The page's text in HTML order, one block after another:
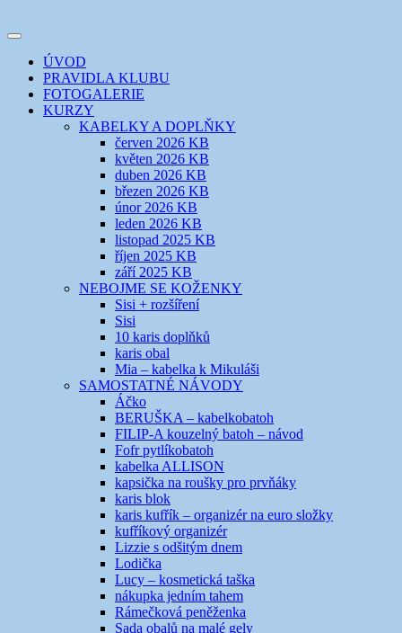
k
webuEVIKLUB
šicí klub
Toggle
navigation
ÚVOD
PRAVIDLA KLUBU
FOTOGALERIE
KURZY
KABELKY A DOPLŇKY
červen 2026 KB
květen 2026 KB
duben 2026 KB
březen 2026 KB
únor 2026 KB
leden 2026 KB
listopad 2025 KB
říjen 2025 KB
září 2025 KB
NEBOJME SE KOŽENKY
Sisi + rozšíření
Sisi
10 karis doplňků
karis obal
Mia – kabelka k Mikuláši
SAMOSTATNÉ NÁVODY
Áčko
BERUŠKA – kabelkobatoh
FILIP-A kouzelný batoh – návod
Fofr pytlíkobatoh
kabelka ALLISON
kapsička na roušky pro prvňáky
karis blok
karis kufřík – organizér na euro složky
kufříkový organizér
Lizzie s odšitým dnem
Lodička
Lucy – kosmetická taška
nákupka jedním tahem
Rámečková peněženka
Sada obalů na malé gely